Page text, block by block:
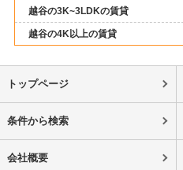
越谷の3K~3LDKの賃貸
越谷の4K以上の賃貸
トップページ
条件から検索
会社概要